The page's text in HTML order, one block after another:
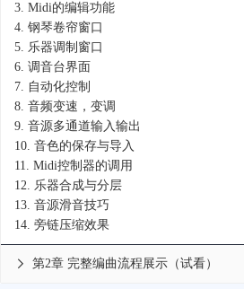
3. Midi的编辑功能
4. 钢琴卷帘窗口
5. 乐器调制窗口
6. 调音台界面
7. 自动化控制
8. 音频变速，变调
9. 音源多通道输入输出
10. 音色的保存与导入
11. Midi控制器的调用
12. 乐器合成与分层
13. 音源滑音技巧
14. 旁链压缩效果
第2章 完整编曲流程展示（试看）
